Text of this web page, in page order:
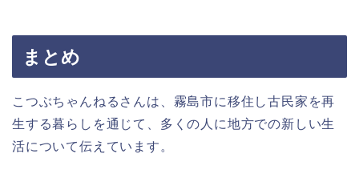
まとめ
こつぶちゃんねるさんは、霧島市に移住し古民家を再
生する暮らしを通じて、多くの人に地方での新しい生
活について伝えています。